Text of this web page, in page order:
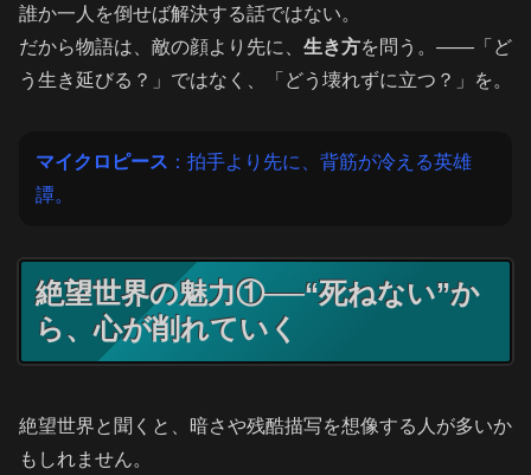
誰か一人を倒せば解決する話ではない。
だから物語は、敵の顔より先に、 生き方を問う。――「ど
う生き延びる？」ではなく、「どう壊れずに立つ？」を。
マイクロピース ：拍手より先に、背筋が冷える英雄
譚。
絶望世界の魅力①──“死ねない”か
ら、心が削れていく
絶望世界と聞くと、暗さや残酷描写を想像する人が多いか
もしれません。